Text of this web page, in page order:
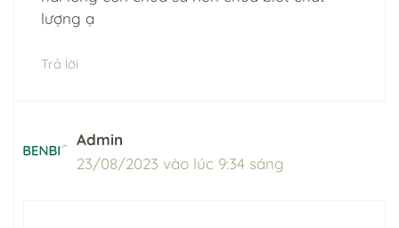
lượng ạ
Trả lời
Admin
23/08/2023 vào lúc 9:34 sáng